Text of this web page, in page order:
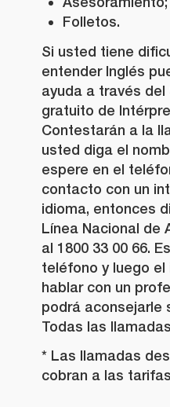
Folletos.
Si usted tiene
entender Inglés
ayuda a través del
gratuito de
Contestarán a la
usted diga el
espere en el
contacto con un
idioma, entonces
Línea Nacional de
al 1800 33 00 66.
teléfono y luego
hablar con un
podrá aconsejarle
Todas las
* Las llamadas
cobran a las tarifas